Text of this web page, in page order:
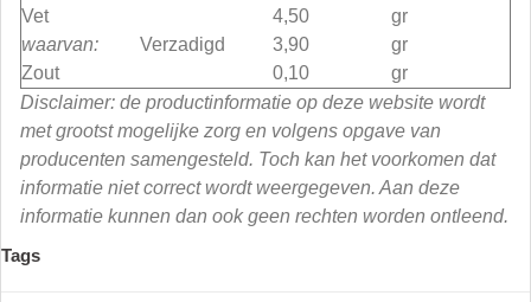
Vet
4,50
gr
waarvan:
Verzadigd 3,90
gr
Zout
0,10
gr
Disclaimer: de productinformatie op deze website wordt
met grootst mogelijke zorg en volgens opgave van
producenten samengesteld. Toch kan het voorkomen dat
informatie niet correct wordt weergegeven. Aan deze
informatie kunnen dan ook geen rechten worden ontleend.
Tags